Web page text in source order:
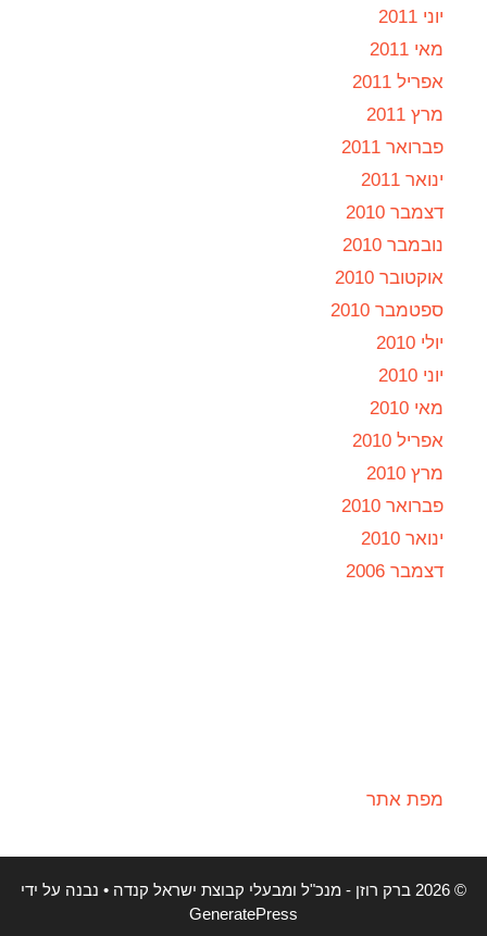
יוני 2011
מאי 2011
אפריל 2011
מרץ 2011
פברואר 2011
ינואר 2011
דצמבר 2010
נובמבר 2010
אוקטובר 2010
ספטמבר 2010
יולי 2010
יוני 2010
מאי 2010
אפריל 2010
מרץ 2010
פברואר 2010
ינואר 2010
דצמבר 2006
מפת אתר
© 2026 ברק רוזן - מנכ"ל ומבעלי קבוצת ישראל קנדה
• נבנה על ידי
GeneratePress